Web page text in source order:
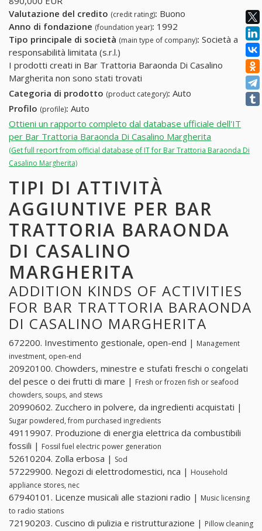
Valutazione del credito (credit rating): Buono
Anno di fondazione (foundation year): 1992
Tipo principale di società (main type of company): Società a
responsabilità limitata (s.r.l.)
I prodotti creati in Bar Trattoria Baraonda Di Casalino
Margherita non sono stati trovati
Categoria di prodotto (product category): Auto
Profilo (profile): Auto
Ottieni un rapporto completo dal database ufficiale dell'IT
per Bar Trattoria Baraonda Di Casalino Margherita
(Get full report from official database of IT for Bar Trattoria Baraonda Di
Casalino Margherita)
TIPI DI ATTIVITÀ
AGGIUNTIVE PER BAR
TRATTORIA BARAONDA
DI CASALINO
MARGHERITA
ADDITION KINDS OF ACTIVITIES
FOR BAR TRATTORIA BARAONDA
DI CASALINO MARGHERITA
672200. Investimento gestionale, open-end | Management
investment, open-end
20920100. Chowders, minestre e stufati freschi o congelati
del pesce o dei frutti di mare | Fresh or frozen fish or seafood
chowders, soups, and stews
20990602. Zucchero in polvere, da ingredienti acquistati |
Sugar powdered, from purchased ingredients
49119907. Produzione di energia elettrica da combustibili
fossili | Fossil fuel electric power generation
52610204. Zolla erbosa | Sod
57229900. Negozi di elettrodomestici, nca | Household
appliance stores, nec
67940101. Licenze musicali alle stazioni radio | Music licensing
to radio stations
72190203. Cuscino di pulizia e ristrutturazione | Pillow cleaning